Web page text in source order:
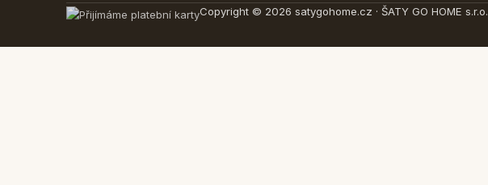
Copyright © 2026 satygohome.cz · ŠATY GO HOME s.r.o.